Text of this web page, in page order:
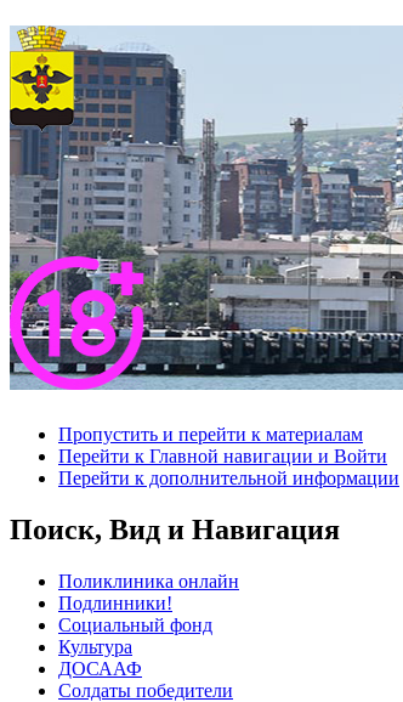
Пропустить и перейти к материалам
Перейти к Главной навигации и Войти
Перейти к дополнительной информации
Поиск, Вид и Навигация
Поликлиника онлайн
Подлинники!
Социальный фонд
Культура
ДОСААФ
Солдаты победители